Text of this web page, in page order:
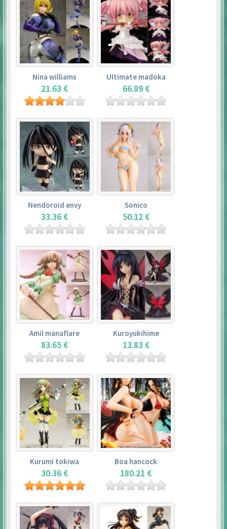
Nina williams
21.63 €
Ultimate madoka
66.89 €
Nendoroid envy
33.36 €
Sonico
50.12 €
Amil manaflare
83.65 €
Kuroyukihime
13.83 €
Kurumi tokiwa
30.36 €
Boa hancock
180.21 €